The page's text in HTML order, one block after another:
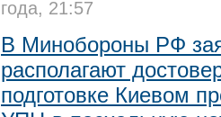
года, 21:57
В Минобороны РФ
располагают
подготовке Киевом